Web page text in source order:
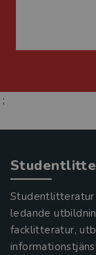
;
Studentlitteratur
ledande
facklitteratur,